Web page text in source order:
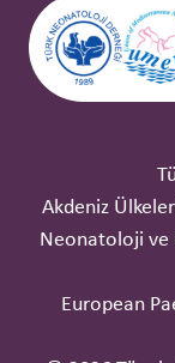
Akdeniz
Neonatoloji ve
European